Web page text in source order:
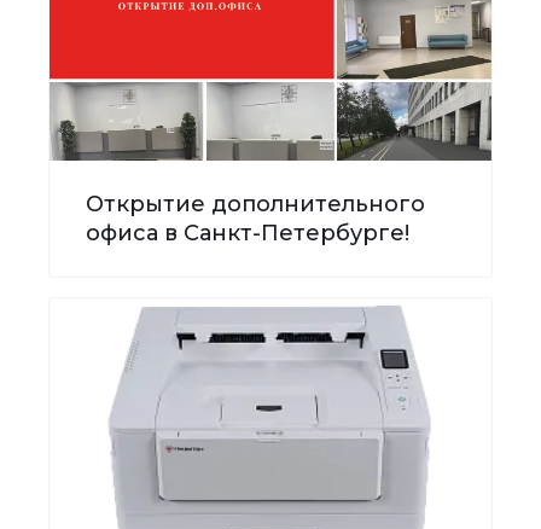
Открытие дополнительного
офиса в Санкт-Петербурге!